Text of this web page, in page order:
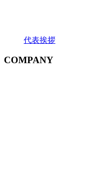
代表挨拶
COMPANY